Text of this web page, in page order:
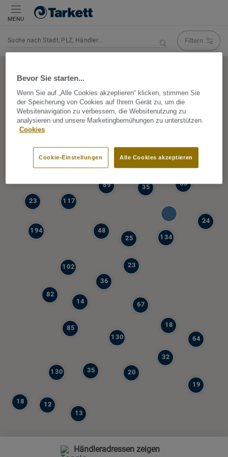
MENU
Filtern
85
194
77
117
130
39
64
67
82
36
130
69
134
23
35
35
102
19
23
48
14
60
12
18
32
13
20
24
25
18
Händleradressen zeigen
Bevor Sie starten...
Wenn Sie auf „Alle Cookies akzeptieren“ klicken, stimmen Sie
der Speicherung von Cookies auf Ihrem Gerät zu, um die
Websitenavigation zu verbessern, die Websitenutzung zu
analysieren und unsere Marketingbemühungen zu unterstützen.
Cookies
Alle Cookies akzeptieren
Cookie-Einstellungen